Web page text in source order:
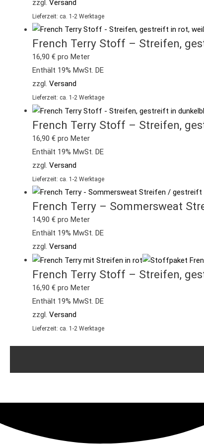
zzgl. Versand
Lieferzeit: ca. 1-2 Werktage
French Terry Stoff – Streifen,
16,90 € pro Meter
Enthält 19% MwSt. DE
zzgl. Versand
Lieferzeit: ca. 1-2 Werktage
French Terry Stoff – Streifen,
16,90 € pro Meter
Enthält 19% MwSt. DE
zzgl. Versand
Lieferzeit: ca. 1-2 Werktage
French Terry – Sommersweat
14,90 € pro Meter
Enthält 19% MwSt. DE
zzgl. Versand
French Terry Stoff – Streifen,
16,90 € pro Meter
Enthält 19% MwSt. DE
zzgl. Versand
Lieferzeit: ca. 1-2 Werktage